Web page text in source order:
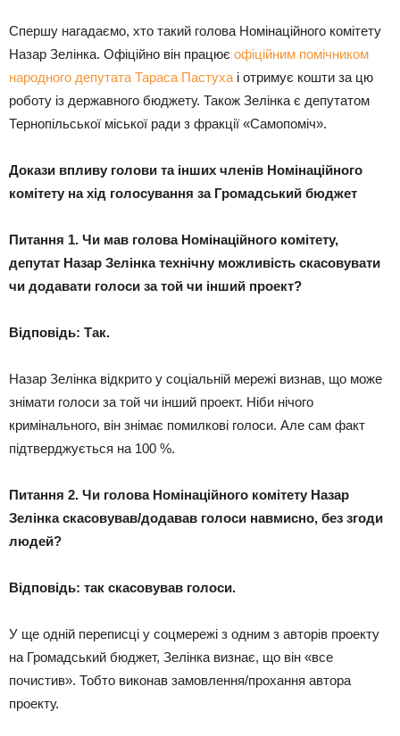
Спершу нагадаємо, хто такий голова Номінаційного комітету
Назар Зелінка. Офіційно він працює офіційним помічником
народного депутата Тараса Пастуха і отримує кошти за цю
роботу із державного бюджету. Також Зелінка є депутатом
Тернопільської міської ради з фракції «Самопоміч».
Докази впливу голови та інших членів Номінаційного
комітету на хід голосування за Громадський бюджет
Питання 1. Чи мав голова Номінаційного комітету,
депутат Назар Зелінка технічну можливість скасовувати
чи додавати голоси за той чи інший проект?
Відповідь: Так.
Назар Зелінка відкрито у соціальній мережі визнав, що може
знімати голоси за той чи інший проект. Ніби нічого
кримінального, він знімає помилкові голоси. Але сам факт
підтверджується на 100 %.
Питання 2. Чи голова Номінаційного комітету Назар
Зелінка скасовував/додавав голоси навмисно, без згоди
людей?
Відповідь: так скасовував голоси.
У ще одній переписці у соцмережі з одним з авторів проекту
на Громадський бюджет, Зелінка визнає, що він «все
почистив». Тобто виконав замовлення/прохання автора
проекту.